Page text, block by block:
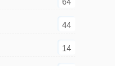
64
44
14